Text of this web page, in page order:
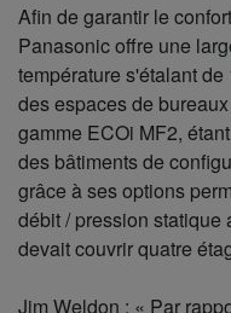
Afin de garantir le
Panasonic offre une
température s'étalant
des espaces de
gamme ECOi MF2,
des bâtiments de
grâce à ses options
débit / pression statique
devait couvrir quatre
Jim Weldon : « Par